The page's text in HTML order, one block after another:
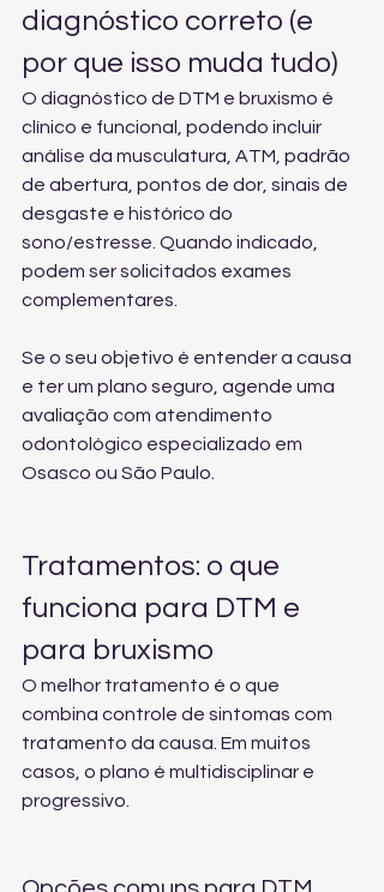
diagnóstico correto (e
por que isso muda tudo)
O diagnóstico de DTM e bruxismo é
clínico e funcional, podendo incluir
análise da musculatura, ATM, padrão
de abertura, pontos de dor, sinais de
desgaste e histórico do
sono/estresse. Quando indicado,
podem ser solicitados exames
complementares.
Se o seu objetivo é entender a causa
e ter um plano seguro, agende uma
avaliação com atendimento
odontológico especializado em
Osasco ou São Paulo.
Tratamentos: o que
funciona para DTM e
para bruxismo
O melhor tratamento é o que
combina controle de sintomas com
tratamento da causa. Em muitos
casos, o plano é multidisciplinar e
progressivo.